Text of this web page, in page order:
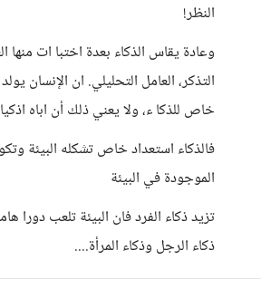
النظر!
وعادة يقاس الذكاء بعدة اختبا ات منها
التذكر، العامل التحليلي. ان الإنسان
خاص للذكا ء، ولا يعني ذلك أن اباه
فالذكاء استعداد خاص تشكله البيئة
الموجودة في البيئة
تزيد ذكاء الفرد فان البيئة تلعب دورا
ذكاء الرجل وذكاء المرأة....